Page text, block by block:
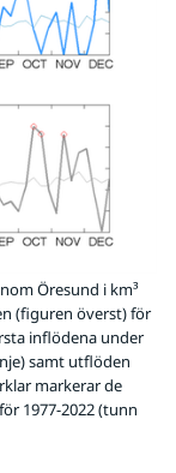
Öresund i km³
(figuren överst) för
inflödena under
samt utflöden
markerar de
1977-2022 (tunn